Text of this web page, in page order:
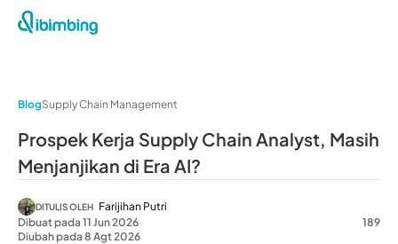
BlogSupply Chain Management
Prospek Kerja Supply Chain Analyst, Masih
Menjanjikan di Era AI?
DITULIS OLEH Farijihan Putri
Dibuat pada 11 Jun 2026
Diubah pada 8 Agt 2026
189